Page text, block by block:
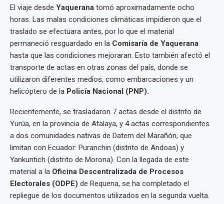
El viaje desde Yaquerana tomó aproximadamente ocho
horas. Las malas condiciones climáticas impidieron que el
traslado se efectuara antes, por lo que el material
permaneció resguardado en la Comisaría de Yaquerana
hasta que las condiciones mejoraran. Esto también afectó el
transporte de actas en otras zonas del país, donde se
utilizaron diferentes medios, como embarcaciones y un
helicóptero de la Policía Nacional (PNP).
Recientemente, se trasladaron 7 actas desde el distrito de
Yurúa, en la provincia de Atalaya, y 4 actas correspondientes
a dos comunidades nativas de Datem del Marañón, que
limitan con Ecuador: Puranchin (distrito de Andoas) y
Yankuntich (distrito de Morona). Con la llegada de este
material a la Oficina Descentralizada de Procesos
Electorales (ODPE) de Requena, se ha completado el
repliegue de los documentos utilizados en la segunda vuelta.